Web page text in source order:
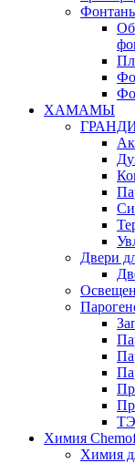
ХАМАМЫ
Двери
Химия
Химия